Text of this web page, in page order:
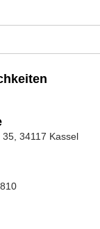
35, 34117 Kassel